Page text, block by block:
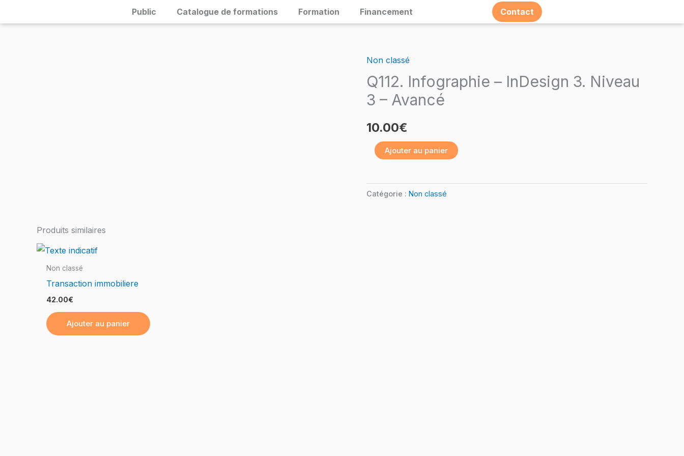
to
Public Catalogue de formations Formation Financement Contact
Non classé
Q112. Infographie – InDesign 3. Niveau
3 – Avancé
10.00€
quantité
de
Q112.
Infographie
–
3
–
Ajouter au panier
Catégorie : Non classé
Produits similaires
Non classé
Transaction immobiliere
42.00€
Ajouter au panier